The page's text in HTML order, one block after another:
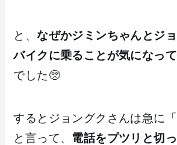
と、なぜかジミンちゃんとジ
バイクに乗ることが気になっ
でした🥺
するとジョングクさんは急に「
と言って、 電話をプツリと切